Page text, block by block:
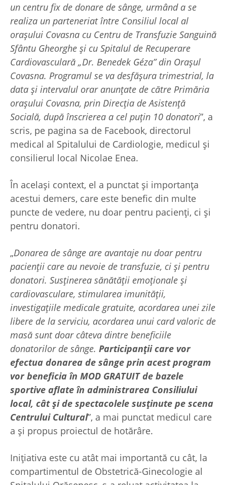
un centru fix de donare de sânge, urmând a se
realiza un parteneriat între Consiliul local al
orașului Covasna cu Centru de Transfuzie Sanguină
Sfântu Gheorghe și cu Spitalul de Recuperare
Cardiovasculară „Dr. Benedek Géza” din Orașul
Covasna. Programul se va desfășura trimestrial, la
data și intervalul orar anunțate de către Primăria
orașului Covasna, prin Direcția de Asistență
Socială, după înscrierea a cel puțin 10 donatori”, a
scris, pe pagina sa de Facebook, directorul
medical al Spitalului de Cardiologie, medicul și
consilierul local Nicolae Enea.
În același context, el a punctat și importanța
acestui demers, care este benefic din multe
puncte de vedere, nu doar pentru pacienți, ci și
pentru donatori.
„Donarea de sânge are avantaje nu doar pentru
pacienții care au nevoie de transfuzie, ci și pentru
donatori. Susținerea sănătății emoționale și
cardiovasculare, stimularea imunității,
investigațiile medicale gratuite, acordarea unei zile
libere de la serviciu, acordarea unui card valoric de
masă sunt doar câteva dintre beneficiile
donatorilor de sânge. Participanții care vor
efectua donarea de sânge prin acest program
vor beneficia în MOD GRATUIT de bazele
sportive aflate în administrarea Consiliului
local, cât și de spectacolele susținute pe scena
Centrului Cultural”, a mai punctat medicul care
a și propus proiectul de hotărâre.
Inițiativa este cu atât mai importantă cu cât, la
compartimentul de Obstetrică-Ginecologie al